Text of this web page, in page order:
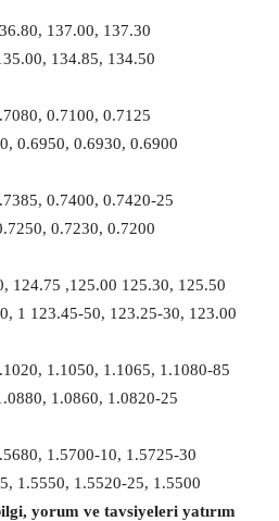
137.00, 137.30
134.85, 134.50
0.7100, 0.7125
0.6950, 0.6930, 0.6900
0.7400, 0.7420-25
0.7230, 0.7200
124.75 ,125.00 125.30, 125.50
1 123.45-50, 123.25-30, 123.00
1.1050, 1.1065, 1.1080-85
1.0860, 1.0820-25
1.5700-10, 1.5725-30
1.5550, 1.5520-25, 1.5500
yorum ve tavsiyeleri yatırım